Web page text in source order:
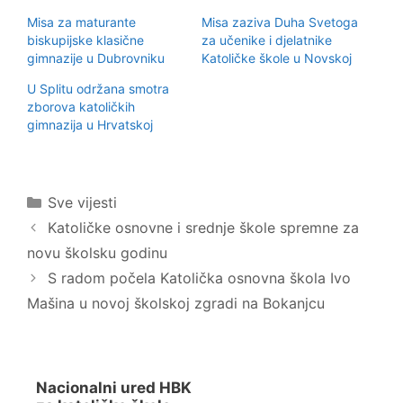
l
i
n
a
w
i
t
t
e
v
a
r
a
s
e
n
v
o
r
p
o
d
i
e
l
i
t
e
e
b
o
o
k
u
O
v
n
o
Misa za maturante
biskupijske klasične
gimnazije u Dubrovniku
Misa zaziva Duha Svetoga
za učenike i djelatnike
Katoličke škole u Novskoj
U Splitu održana smotra
zborova katoličkih
gimnazija u Hrvatskoj
Kategorije
Sve vijesti
Katoličke osnovne i srednje škole spremne za
novu školsku godinu
S radom počela Katolička osnovna škola Ivo
Mašina u novoj školskoj zgradi na Bokanjcu
Nacionalni ured HBK